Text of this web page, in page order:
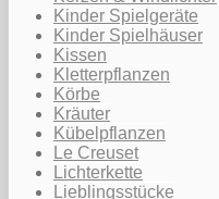
Kinder Spielgeräte
Kinder Spielhäuser
Kissen
Kletterpflanzen
Körbe
Kräuter
Kübelpflanzen
Le Creuset
Lichterkette
Lieblingsstücke